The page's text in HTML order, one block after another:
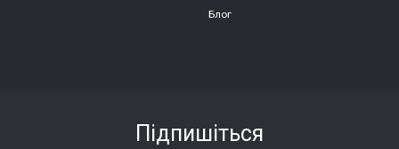
Блог
Підпишіться